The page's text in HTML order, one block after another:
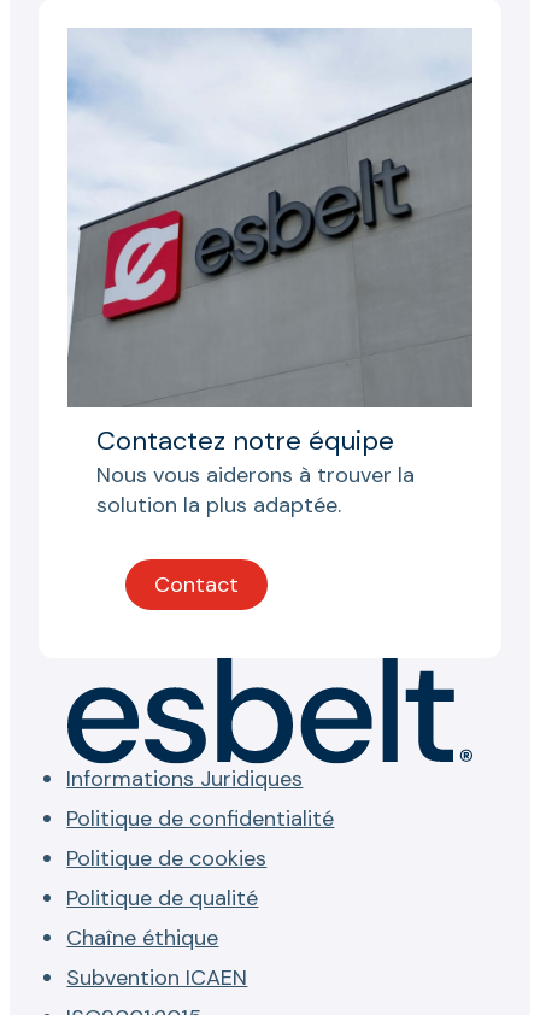
Contactez notre équipe
Nous vous aiderons à trouver la
solution la plus adaptée.
Contact
Informations Juridiques
Politique de confidentialité
Politique de cookies
Politique de qualité
Chaîne éthique
Subvention ICAEN